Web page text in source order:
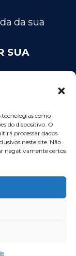
tecnologias como
do dispositivo. O
processar dados
neste site. Não
negativamente certos
da sua
SUA